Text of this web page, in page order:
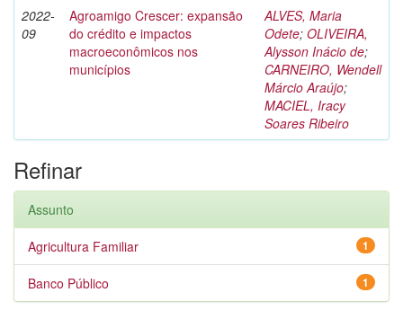
2022-
09
Agroamigo Crescer: expansão
do crédito e impactos
macroeconômicos nos
municípios
ALVES, Maria
Odete; OLIVEIRA,
Alysson Inácio de;
CARNEIRO, Wendell
Márcio Araújo;
MACIEL, Iracy
Soares Ribeiro
Refinar
Assunto
1
Agricultura Familiar
1
Banco Público